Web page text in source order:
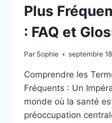
Plus
: FAQ et
Par Sophie septembre
Comprendre les
Fréquents : Un
monde où la santé
préoccupation